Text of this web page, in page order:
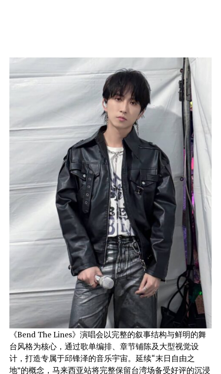
《Bend The Lines》演唱会以完整的叙事结构与鲜明的舞
台风格为核心，通过歌单编排、章节铺陈及大型视觉设
计，打造专属于邱锋泽的音乐宇宙。延续“末日自由之
地”的概念，马来西亚站将完整保留台湾场备受好评的沉浸